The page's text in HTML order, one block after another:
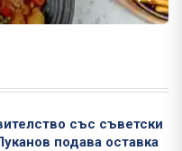
със съветски
подава оставка